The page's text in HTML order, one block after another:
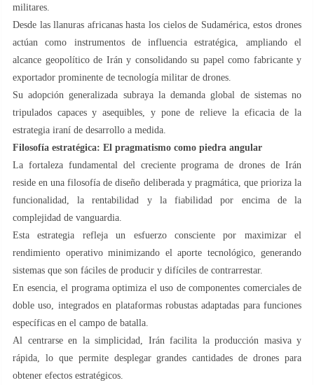
militares.
Desde las llanuras africanas hasta los cielos de Sudamérica, estos drones
actúan como instrumentos de influencia estratégica, ampliando el
alcance geopolítico de Irán y consolidando su papel como fabricante y
exportador prominente de tecnología militar de drones.
Su adopción generalizada subraya la demanda global de sistemas no
tripulados capaces y asequibles, y pone de relieve la eficacia de la
estrategia iraní de desarrollo a medida.
Filosofía estratégica: El pragmatismo como piedra angular
La fortaleza fundamental del creciente programa de drones de Irán
reside en una filosofía de diseño deliberada y pragmática, que prioriza la
funcionalidad, la rentabilidad y la fiabilidad por encima de la
complejidad de vanguardia.
Esta estrategia refleja un esfuerzo consciente por maximizar el
rendimiento operativo minimizando el aporte tecnológico, generando
sistemas que son fáciles de producir y difíciles de contrarrestar.
En esencia, el programa optimiza el uso de componentes comerciales de
doble uso, integrados en plataformas robustas adaptadas para funciones
específicas en el campo de batalla.
Al centrarse en la simplicidad, Irán facilita la producción masiva y
rápida, lo que permite desplegar grandes cantidades de drones para
obtener efectos estratégicos.